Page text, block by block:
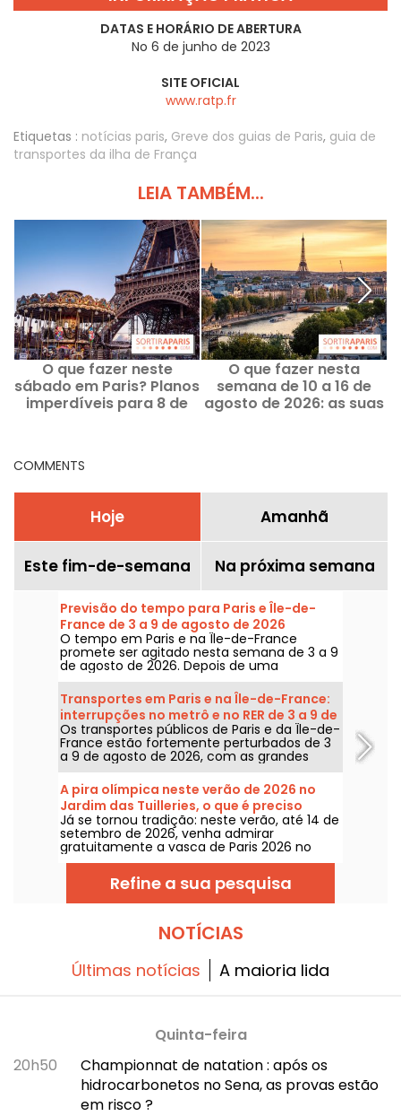
DATAS E HORÁRIO DE ABERTURA
No 6 de junho de 2023
SITE OFICIAL
www.ratp.fr
Etiquetas : notícias paris, Greve dos guias de Paris, guia de
transportes da ilha de França
LEIA TAMBÉM...
O que fazer neste
sábado em Paris? Planos
imperdíveis para 8 de
O que fazer nesta
semana de 10 a 16 de
agosto de 2026: as suas
COMMENTS
Hoje Amanhã
Este fim-de-semana Na próxima semana
Previsão do tempo para Paris e Île-de-
France de 3 a 9 de agosto de 2026
O tempo em Paris e na Île-de-France
promete ser agitado nesta semana de 3 a 9
de agosto de 2026. Depois de uma
segunda-feira de calor extremo, com risco
de tempestades, as temperaturas vão cair
gradualmente antes do retorno de tempo
mais quente e ensolarado para o fim de
semana.
Transportes em Paris e na Île-de-France:
interrupções no metrô e no RER de 3 a 9 de
agosto de 2026
Os transportes públicos de Paris e da Île-de-
France estão fortemente perturbados de 3
a 9 de agosto de 2026, com as grandes
obras de verão que afetam gravemente
algumas linhas, segundo a RATP e a SNCF.
A pira olímpica neste verão de 2026 no
Jardim das Tuilleries, o que é preciso
saber
Já se tornou tradição: neste verão, até 14 de
setembro de 2026, venha admirar
gratuitamente a vasca de Paris 2026 no
Jardim das Tulherias.
Refine a sua pesquisa
NOTÍCIAS
Últimas notícias A maioria lida
Quinta-feira
20h50
Championnat de natation : após os
hidrocarbonetos no Sena, as provas estão
em risco ?